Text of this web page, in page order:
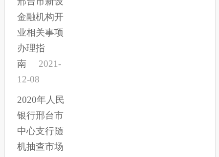
金融机构开
业相关事项
办理指
南
2021-
12-08
2020年人民
银行邢台市
中心支行随
机抽查市场